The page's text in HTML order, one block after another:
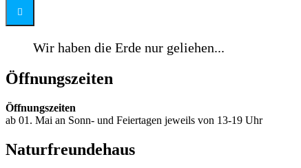
Wir haben die Erde nur geliehen...
Öffnungszeiten
Öffnungszeiten
ab 01. Mai an Sonn- und Feiertagen jeweils von 13-19 Uhr
Naturfreundehaus